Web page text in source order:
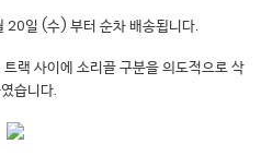
20일 (수) 부터 순차 배송됩니다.
랙 사이에 소리골 구분을 의도적으로 삭
습니다.